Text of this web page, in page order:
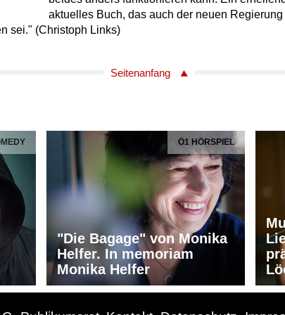
aktuelles Buch, das auch der neuen Regierung
sei." (Christoph Links)
Seitenanfang
Ö1 HÖRSPIEL
"Die Bagage" von Monika
Helfer. In memoriam
Monika Helfer